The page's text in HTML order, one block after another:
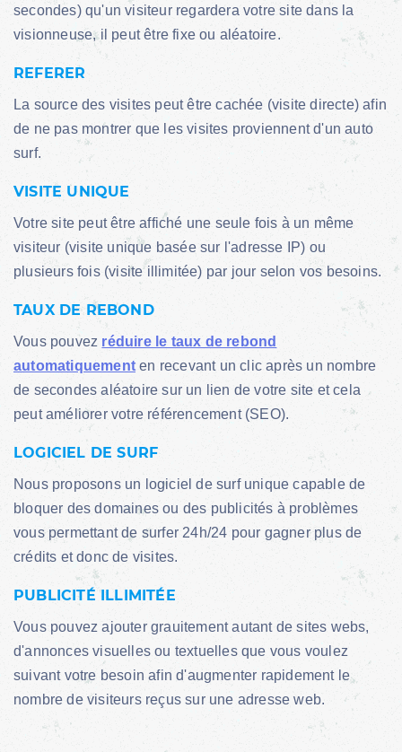
secondes) qu'un visiteur regardera votre site dans la
visionneuse, il peut être fixe ou aléatoire.
REFERER
La source des visites peut être cachée (visite directe) afin
de ne pas montrer que les visites proviennent d'un auto
surf.
VISITE UNIQUE
Votre site peut être affiché une seule fois à un même
visiteur (visite unique basée sur l'adresse IP) ou
plusieurs fois (visite illimitée) par jour selon vos besoins.
TAUX DE REBOND
Vous pouvez réduire le taux de rebond
automatiquement en recevant un clic après un nombre
de secondes aléatoire sur un lien de votre site et cela
peut améliorer votre référencement (SEO).
LOGICIEL DE SURF
Nous proposons un logiciel de surf unique capable de
bloquer des domaines ou des publicités à problèmes
vous permettant de surfer 24h/24 pour gagner plus de
crédits et donc de visites.
PUBLICITÉ ILLIMITÉE
Vous pouvez ajouter grauitement autant de sites webs,
d'annonces visuelles ou textuelles que vous voulez
suivant votre besoin afin d'augmenter rapidement le
nombre de visiteurs reçus sur une adresse web.